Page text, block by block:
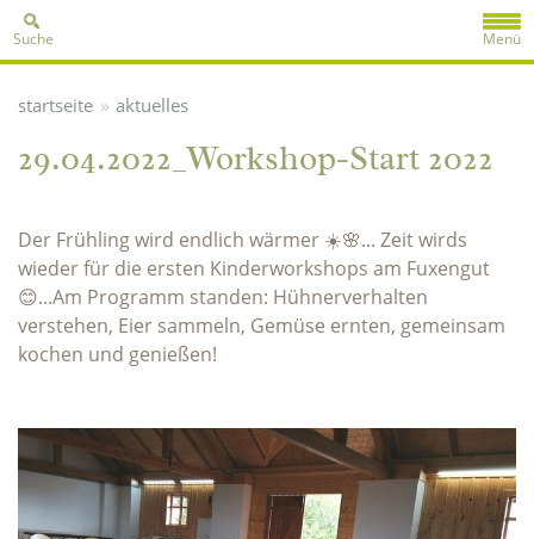
Menü
Suche
startseite » aktuelles
29.04.2022_Workshop-Start 2022
Der Frühling wird endlich wärmer ☀️🌸... Zeit wirds
wieder für die ersten Kinderworkshops am Fuxengut
😊...Am Programm standen: Hühnerverhalten
verstehen, Eier sammeln, Gemüse ernten, gemeinsam
kochen und genießen!